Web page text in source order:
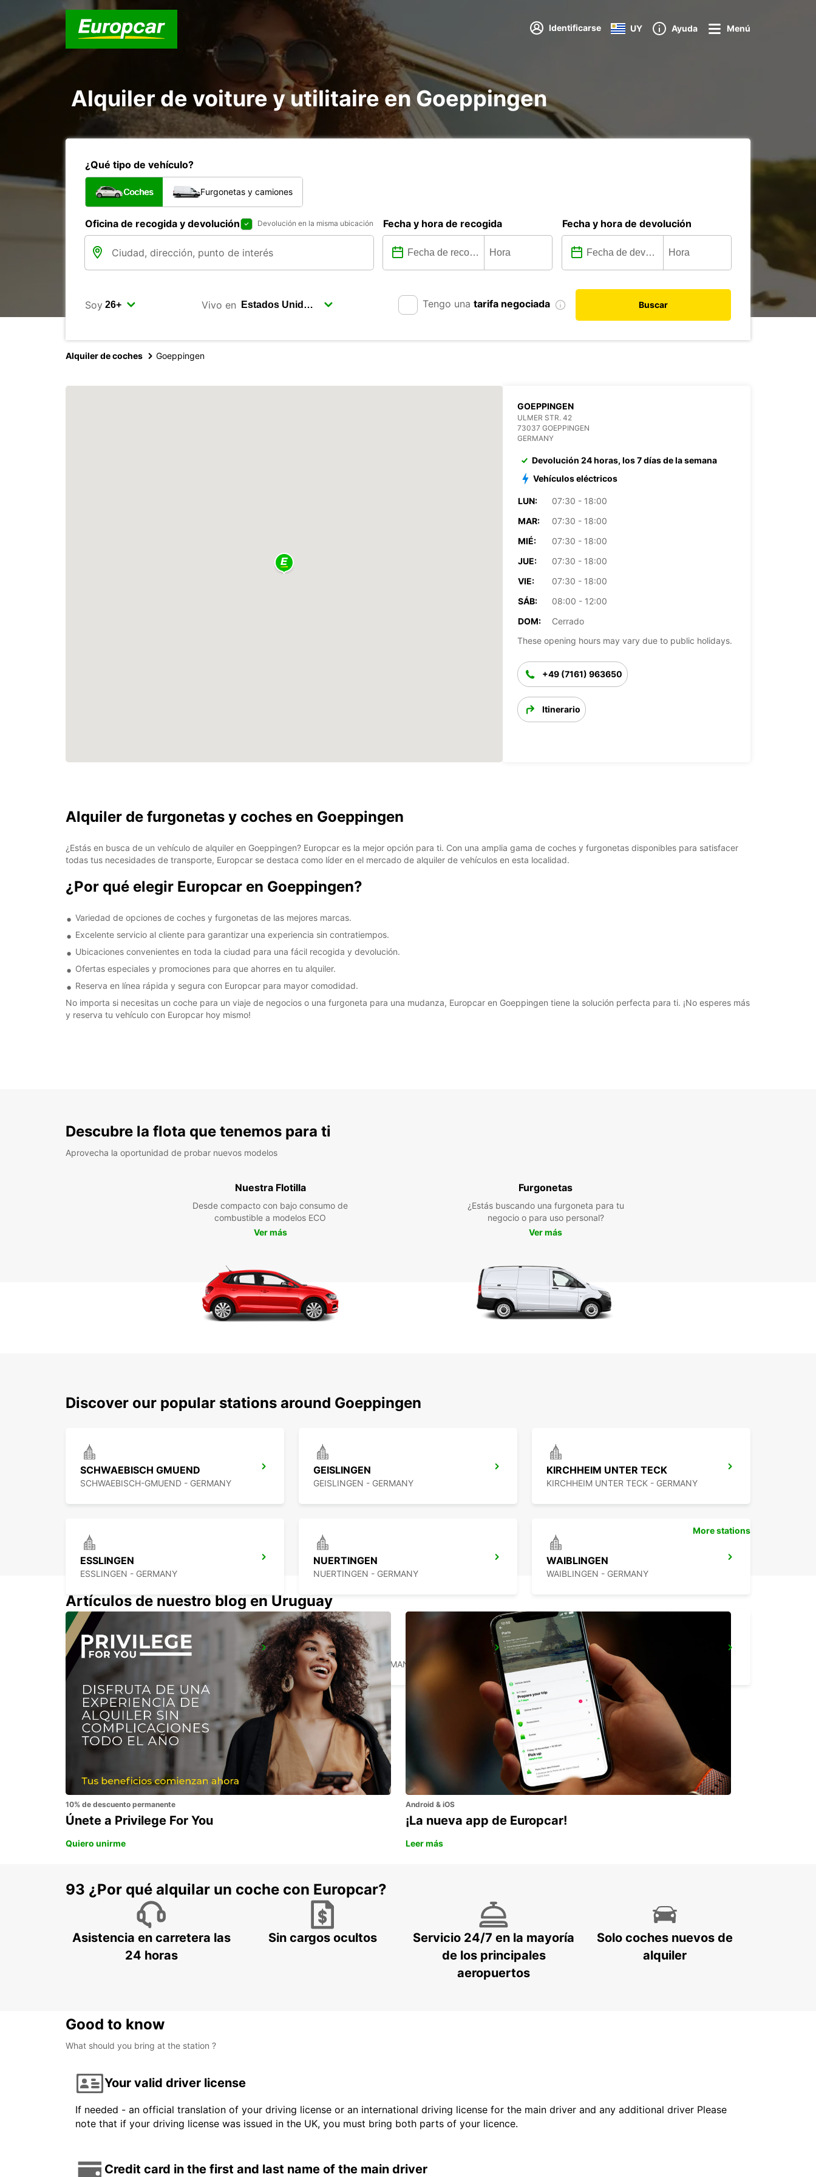
Identificarse UY Ayuda Menú
Alquiler de voiture y utilitaire en Goeppingen
¿Qué tipo de vehículo?
Coches Furgonetas y camiones
Oficina de recogida y devolución Devolución en la misma ubicación Fecha y hora de recogida Fecha y hora de devolución
Soy Vivo en Tengo una tarifa negociada Buscar
Alquiler de coches Goeppingen
GOEPPINGEN
ULMER STR. 42
73037 GOEPPINGEN
GERMANY
Devolución 24 horas, los 7 días de la semana
Vehículos eléctricos
LUN:
07:30 - 18:00
MAR:
07:30 - 18:00
MIÉ:
07:30 - 18:00
JUE:
07:30 - 18:00
VIE:
07:30 - 18:00
SÁB:
08:00 - 12:00
DOM:
Cerrado
These opening hours may vary due to public holidays.
+49 (7161) 963650
Itinerario
Alquiler de furgonetas y coches en Goeppingen
¿Estás en busca de un vehículo de alquiler en Goeppingen? Europcar es la mejor opción para ti. Con una amplia gama de coches y furgonetas disponibles para satisfacer
todas tus necesidades de transporte, Europcar se destaca como líder en el mercado de alquiler de vehículos en esta localidad.
¿Por qué elegir Europcar en Goeppingen?
Variedad de opciones de coches y furgonetas de las mejores marcas.
Excelente servicio al cliente para garantizar una experiencia sin contratiempos.
Ubicaciones convenientes en toda la ciudad para una fácil recogida y devolución.
Ofertas especiales y promociones para que ahorres en tu alquiler.
Reserva en línea rápida y segura con Europcar para mayor comodidad.
No importa si necesitas un coche para un viaje de negocios o una furgoneta para una mudanza, Europcar en Goeppingen tiene la solución perfecta para ti. ¡No esperes más
y reserva tu vehículo con Europcar hoy mismo!
Descubre la flota que tenemos para ti
Aprovecha la oportunidad de probar nuevos modelos
Nuestra Flotilla
Desde compacto con bajo consumo de
combustible a modelos ECO
Ver más
Furgonetas
¿Estás buscando una furgoneta para tu
negocio o para uso personal?
Ver más
Discover our popular stations around Goeppingen
SCHWAEBISCH GMUEND
SCHWAEBISCH-GMUEND - GERMANY
GEISLINGEN
GEISLINGEN - GERMANY
KIRCHHEIM UNTER TECK
KIRCHHEIM UNTER TECK - GERMANY
ESSLINGEN
ESSLINGEN - GERMANY
NUERTINGEN
NUERTINGEN - GERMANY
WAIBLINGEN
WAIBLINGEN - GERMANY
STUTTGART AIRPORT
STUTTGART - GERMANY
HEIDENHEIM
HEIDENHEIM - GERMANY
STUTTGART MAIN STATION
STUTTGART - GERMANY
More stations
Artículos de nuestro blog en Uruguay
10% de descuento permanente
Únete a Privilege For You
Quiero unirme
Android & iOS
¡La nueva app de Europcar!
Leer más
93 ¿Por qué alquilar un coche con Europcar?
Asistencia en carretera las
24 horas
Sin cargos ocultos
Servicio 24/7 en la mayoría
de los principales
aeropuertos
Solo coches nuevos de
alquiler
Good to know
What should you bring at the station ?
Your valid driver license
If needed - an official translation of your driving license or an international driving license for the main driver and any additional driver Please
note that if your driving license was issued in the UK, you must bring both parts of your licence.
Credit card in the first and last name of the main driver